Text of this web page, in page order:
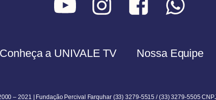
Conheça a UNIVALE TV Nossa Equipe
– 2021 | Fundação Percival Farquhar (33) 3279-5515 / (33) 3279-5505